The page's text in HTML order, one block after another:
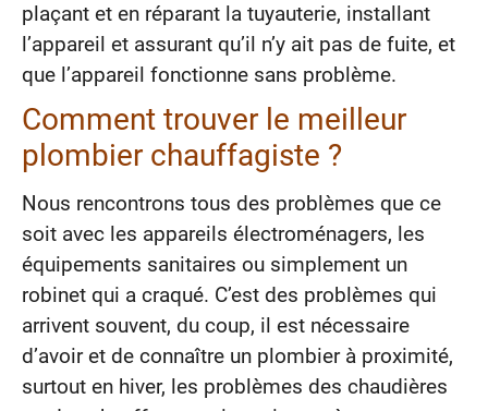
plaçant et en réparant la tuyauterie, installant
l’appareil et assurant qu’il n’y ait pas de fuite, et
que l’appareil fonctionne sans problème.
Comment trouver le meilleur
plombier chauffagiste ?
Nous rencontrons tous des problèmes que ce
soit avec les appareils électroménagers, les
équipements sanitaires ou simplement un
robinet qui a craqué. C’est des problèmes qui
arrivent souvent, du coup, il est nécessaire
d’avoir et de connaître un plombier à proximité,
surtout en hiver, les problèmes des chaudières